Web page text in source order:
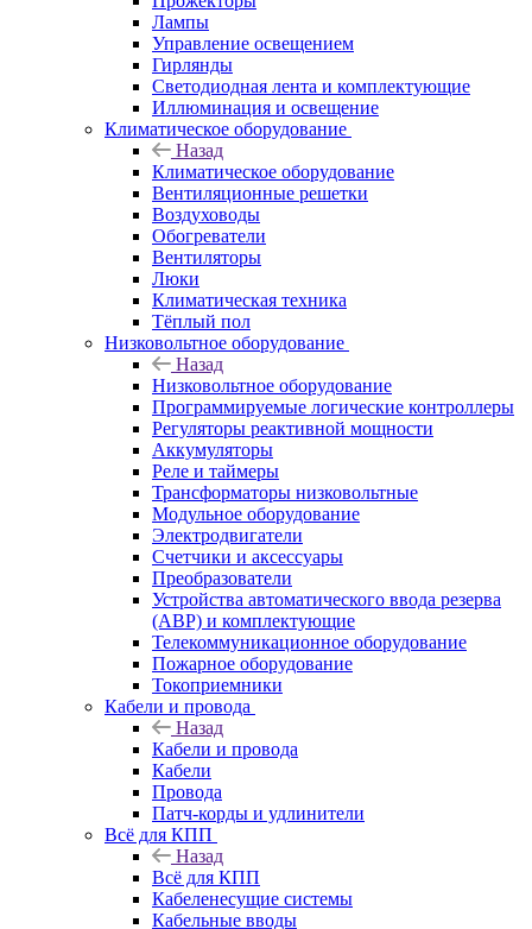
Лампы
Управление освещением
Гирлянды
Светодиодная лента и комплектующие
Иллюминация и освещение
Климатическое оборудование
Назад
Климатическое оборудование
Вентиляционные решетки
Воздуховоды
Обогреватели
Вентиляторы
Люки
Климатическая техника
Тёплый пол
Низковольтное оборудование
Назад
Низковольтное оборудование
Программируемые логические контроллеры
Регуляторы реактивной мощности
Аккумуляторы
Реле и таймеры
Трансформаторы низковольтные
Модульное оборудование
Электродвигатели
Счетчики и аксессуары
Преобразователи
Устройства автоматического ввода резерва
(АВР) и комплектующие
Телекоммуникационное оборудование
Пожарное оборудование
Токоприемники
Кабели и провода
Назад
Кабели и провода
Кабели
Провода
Патч-корды и удлинители
Всё для КПП
Назад
Всё для КПП
Кабеленесущие системы
Кабельные вводы